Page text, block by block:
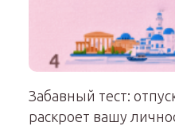
Забавный тест:
раскроет вашу